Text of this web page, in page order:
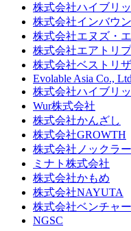
株式会社ハイブリ
株式会社インバウ
株式会社エヌズ・
株式会社エアトリ
株式会社ベストリ
Evolable Asia Co., Ltd
株式会社ハイブリ
Wur株式会社
株式会社かんざし
株式会社GROWTH
株式会社ノックラ
ミナト株式会社
株式会社かもめ
株式会社NAYUTA
株式会社ベンチャ
NGSC